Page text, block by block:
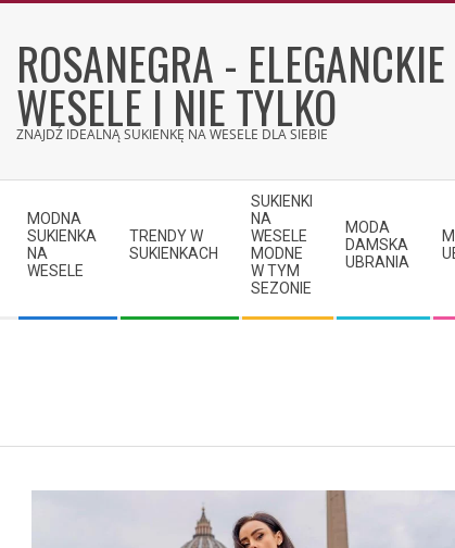
contentROSANEGRA -
WESELE I NIE TYLKO
ZNAJDŹ IDEALNĄ SUKIENKĘ NA WESELE DLA SIEBIE
Navigation
Menu
MODNA
SUKIENKA
NA
WESELE
TRENDY W
SUKIENKACH
SUKIENKI
NA
WESELE
MODNE
W TYM
SEZONIE
MODA
DAMSKA
UBRANIA